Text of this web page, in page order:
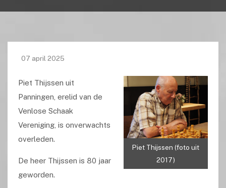
07 april 2025
Piet Thijssen (foto uit
2017)
Piet Thijssen uit
Panningen, erelid van de
Venlose Schaak
Vereniging, is onverwachts
overleden.
De heer Thijssen is 80 jaar
geworden.